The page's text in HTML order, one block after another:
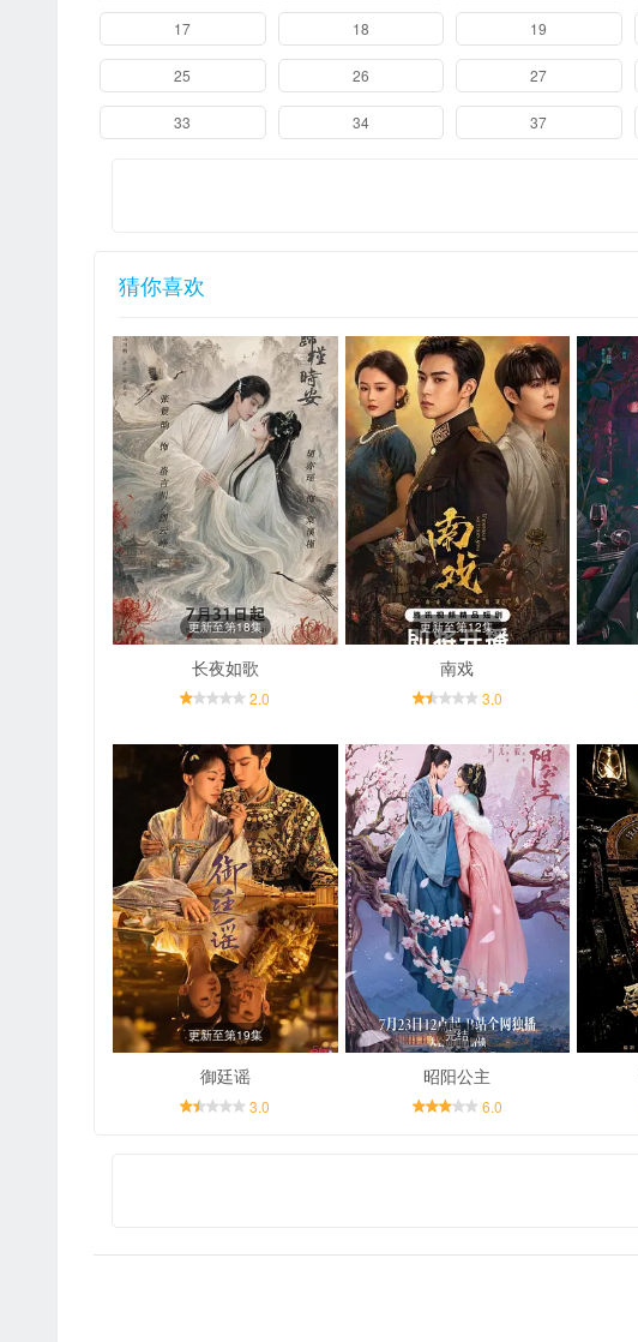
17 18 19
25 26 27
33 34 37
猜你喜欢
更新至第18集
长夜如歌
2.0
更新至第12集
南戏
3.0
更新至第19集
御廷谣
3.0
完结
昭阳公主
6.0